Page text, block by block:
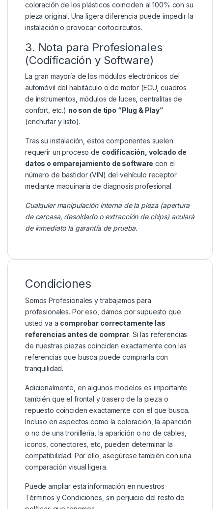
coloración de los plásticos coinciden al 100% con su
pieza original. Una ligera diferencia puede impedir la
instalación o provocar cortocircuitos.
3. Nota para Profesionales
(Codificación y Software)
La gran mayoría de los módulos electrónicos del
automóvil del habitáculo o de motor (ECU, cuadros
de instrumentos, módulos de luces, centralitas de
confort, etc.) no son de tipo “Plug & Play”
(enchufar y listo).
Tras su instalación, estos componentes suelen
requerir un proceso de codificación, volcado de
datos o emparejamiento de software con el
número de bastidor (VIN) del vehículo receptor
mediante maquinaria de diagnosis profesional.
Cualquier manipulación interna de la pieza (apertura
de carcasa, desoldado o extracción de chips) anulará
de inmediato la garantía de prueba.
Condiciones
Somos Profesionales y trabajamos para
profesionales. Por eso, damos por supuesto que
usted va a comprobar correctamente las
referencias antes de comprar. Si las referencias
de nuestras piezas coinciden exactamente con las
referencias que busca puede comprarla con
tranquilidad.
Adicionalmente, en algunos modelos es importante
también que el frontal y trasero de la pieza o
repuesto coinciden exactamente con el que busca.
Incluso en aspectos como la coloración, la aparición
o no de una tronillería, la aparición o no de cables,
iconos, conectores, etc, pueden determinar la
compatibilidad. Por ello, asegúrese también con una
comparación visual ligera.
Puede ampliar esta información en nuestros
Términos y Condiciones , sin perjuicio del resto de